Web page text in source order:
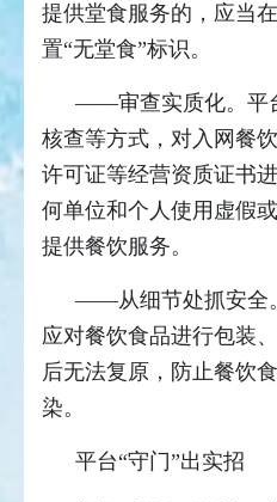
提供堂食服务的，应当
置“无堂食”标识。
——审查实质化。平
核查等方式，对入网餐
许可证等经营资质证书
何单位和个人使用虚假
提供餐饮服务。
——从细节处抓安全
应对餐饮食品进行包装
后无法复原，防止餐饮
染。
平台“守门”出实招